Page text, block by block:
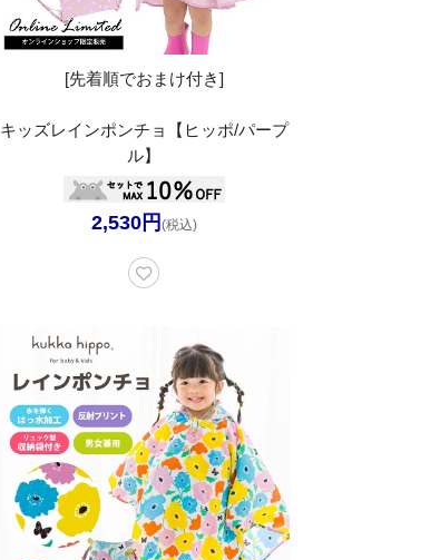
[先着順でおまけ付き]
キッズレインポンチョ【ヒッポ/パープ
ル】
2,530円 (税込)